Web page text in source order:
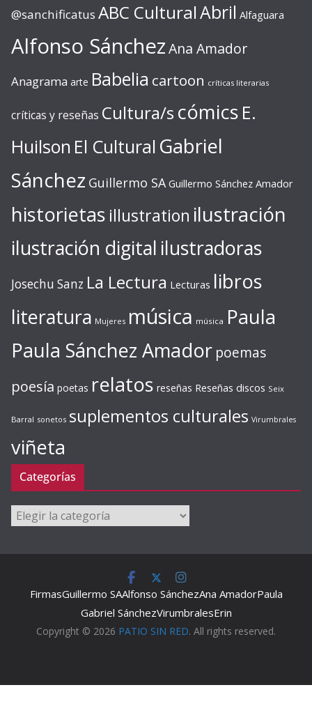
@sanchificatus ABC CulturalAbril Alfaguara
Alfonso SánchezAna Amador
Anagrama arte Babelia cartoon críticas literarias
críticas y reseñas Cultura/s cómics E.
Huilson El Cultural Gabriel
Sánchez Guillermo SA Guillermo Sánchez Amador
historietas illustration ilustración
ilustración digital ilustradoras
Josechu Sanz La Lectura Lecturas libros
literatura Mujeres música música Paula
Paula Sánchez Amador poemas
poesía poetas relatos reseñas Reseñas discos Seix
Barral sonetos suplementos culturales Virumbrales
viñeta
Categorías
Categorías
FirmasGuillermo SAAlfonso SánchezAna AmadorPaula
Gabriel SánchezVirumbralesErin
Copyright © 2026 PATIO SIN RED. All rights reserved.